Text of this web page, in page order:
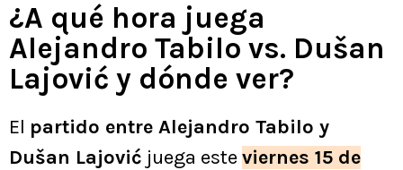
¿A qué hora juega
Alejandro Tabilo vs. Dušan
Lajović y dónde ver?
El partido entre Alejandro Tabilo y
Dušan Lajović juega esteviernes 15 de